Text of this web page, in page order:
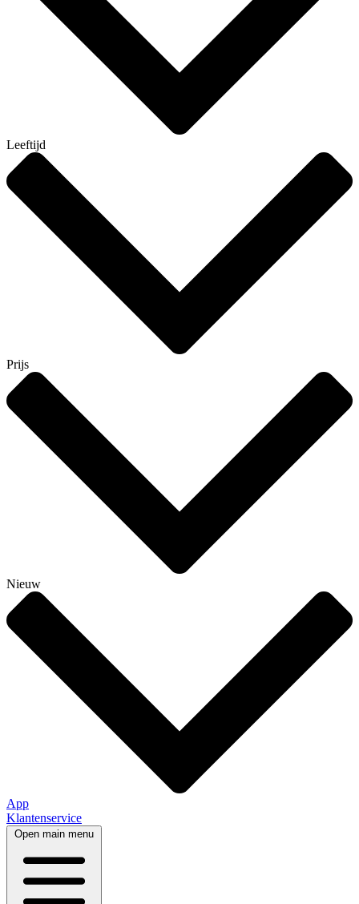
Leeftijd
Prijs
Nieuw
App
Klantenservice
Open main menu